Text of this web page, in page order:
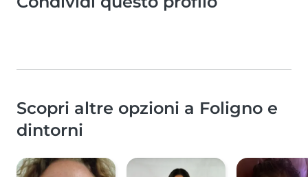
Scopri altre opzioni a Foligno e
dintorni